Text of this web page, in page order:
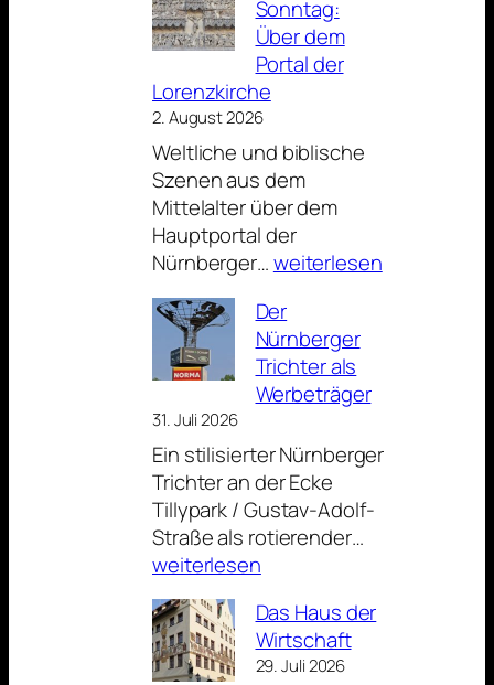
eines
UBahnfahrers
Sonntag:
Über dem
Portal der
Lorenzkirche
2. August 2026
Weltliche und biblische
Szenen aus dem
Mittelalter über dem
Hauptportal der
Nürnberger…Das
zum
Sonntag:
Über
dem
der
Lorenzkirche
weiterlesen
Der
Nürnberger
Trichter als
Werbeträger
31. Juli 2026
Ein stilisierter Nürnberger
Trichter an der Ecke
Tillypark / Gustav-Adolf-
Straße als rotierender…
als
weiterlesen
Das Haus der
Wirtschaft
29. Juli 2026